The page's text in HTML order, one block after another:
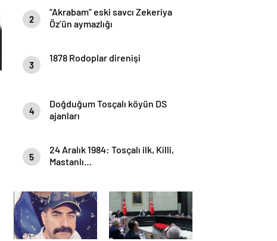
2
“Akrabam” eski savcı Zekeriya
Öz’ün aymazlığı
3
1878 Rodoplar direnişi
4
Doğduğum Tosçalı köyün DS
ajanları
5
24 Aralık 1984: Tosçalı ilk, Killi,
Mastanlı…